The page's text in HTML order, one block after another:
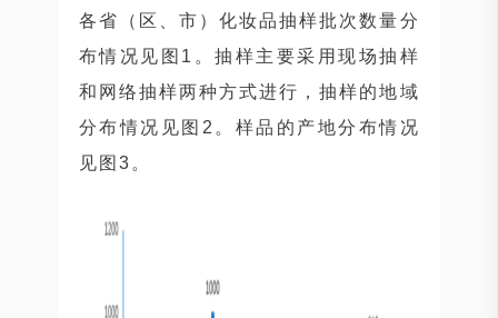
各省（区、市）化妆品抽样批次数量分
布情况见图1。抽样主要采用现场抽样
和网络抽样两种方式进行，抽样的地域
分布情况见图2。样品的产地分布情况
见图3。